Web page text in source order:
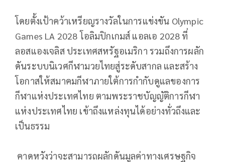
โดยตั้งเป้าคว้าเหรียญรางวัลในการแข่งขัน Olympic
Games LA 2028 โอลิมปิกเกมส์ แอลเอ 2028 ที่
ลอสแองเจลิส ประเทศสหรัฐอเมริกา รวมถึงการผลัก
ดันระบบนิเวศกีฬามวยไทยสู่ระดับสากล และสร้าง
โอกาสให้สมาคมกีฬาภายใต้การกำกับดูแลของการ
กีฬาแห่งประเทศไทย ตามพระราชบัญญัติการกีฬา
แห่งประเทศไทย เข้าถึงแหล่งทุนได้อย่างทั่วถึงและ
เป็นธรรม
คาดหวังว่าจะสามารถผลักดันมูลค่าทางเศรษฐกิจ